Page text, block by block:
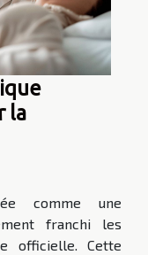
la
comme une
franchi les
officielle. Cette